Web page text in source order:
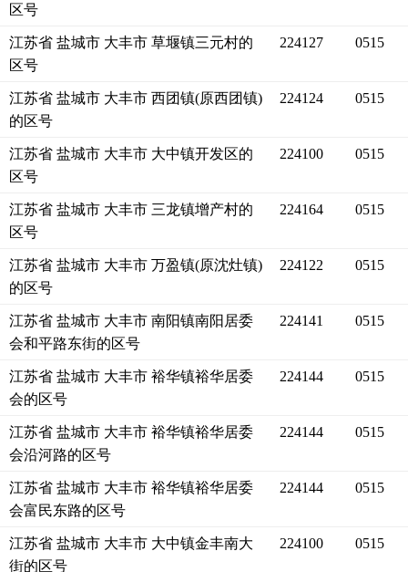
区号
江苏省 盐城市 大丰市 草堰镇三元村的
区号
224127 0515
江苏省 盐城市 大丰市 西团镇(原西团镇)
的区号
224124 0515
江苏省 盐城市 大丰市 大中镇开发区的
区号
224100 0515
江苏省 盐城市 大丰市 三龙镇增产村的
区号
224164 0515
江苏省 盐城市 大丰市 万盈镇(原沈灶镇)
的区号
224122 0515
江苏省 盐城市 大丰市 南阳镇南阳居委
会和平路东街的区号
224141 0515
江苏省 盐城市 大丰市 裕华镇裕华居委
会的区号
224144 0515
江苏省 盐城市 大丰市 裕华镇裕华居委
会沿河路的区号
224144 0515
江苏省 盐城市 大丰市 裕华镇裕华居委
会富民东路的区号
224144 0515
江苏省 盐城市 大丰市 大中镇金丰南大
街的区号
224100 0515